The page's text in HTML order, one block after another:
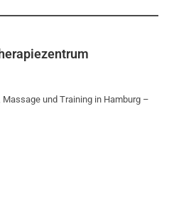
und Training in Hamburg –